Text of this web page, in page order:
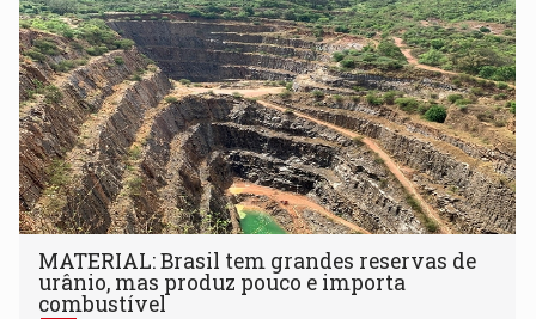
MATERIAL: Brasil tem grandes reservas de
urânio, mas produz pouco e importa
combustível